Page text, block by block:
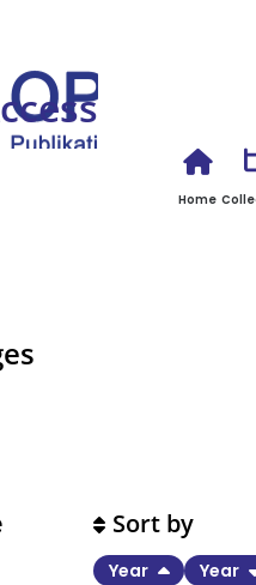
Home
Sort by
Year Year